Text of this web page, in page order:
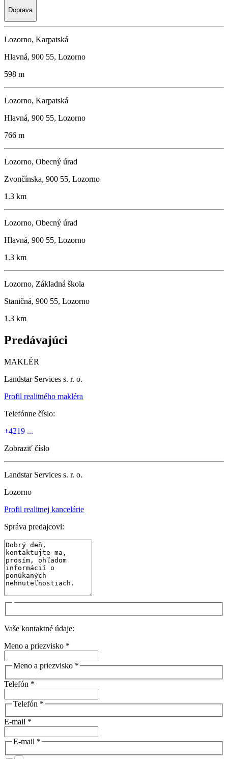
Doprava
Lozorno, Karpatská
Hlavná, 900 55, Lozorno
598 m
Lozorno, Karpatská
Hlavná, 900 55, Lozorno
766 m
Lozorno, Obecný úrad
Zvončínska, 900 55, Lozorno
1.3 km
Lozorno, Obecný úrad
Hlavná, 900 55, Lozorno
1.3 km
Lozorno, Základná škola
Staničná, 900 55, Lozorno
1.3 km
Predávajúci
MAKLÉR
Landstar Services s. r. o.
Profil realitného makléra
Telefónne číslo:
+4219 ...
Zobraziť číslo
Landstar Services s. r. o.
Lozorno
Profil realitnej kancelárie
Správa predajcovi:
Vaše kontaktné údaje:
Meno a priezvisko *
Meno a priezvisko *
Telefón *
Telefón *
E-mail *
E-mail *